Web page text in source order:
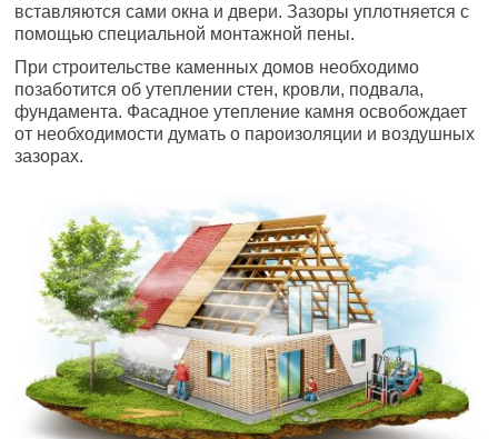
вставляются сами окна и двери. Зазоры уплотняется с
помощью специальной монтажной пены.
При строительстве каменных домов необходимо
позаботится об утеплении стен, кровли, подвала,
фундамента. Фасадное утепление камня освобождает
от необходимости думать о пароизоляции и воздушных
зазорах.